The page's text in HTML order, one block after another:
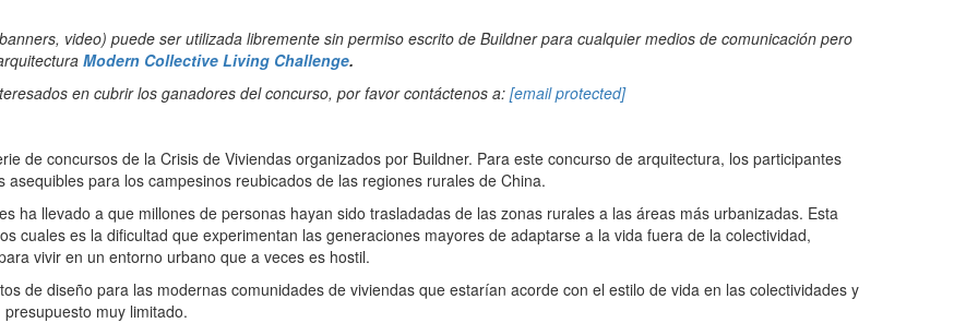
video) puede ser utilizada libremente sin permiso escrito de Buildner para cualquier medios de comunicación pero
Modern Collective Living Challenge.
en cubrir los ganadores del concurso, por favor contáctenos a: [email protected]
de concursos de la Crisis de Viviendas organizados por Buildner. Para este concurso de arquitectura, los participantes
para los campesinos reubicados de las regiones rurales de China.
ha llevado a que millones de personas hayan sido trasladadas de las zonas rurales a las áreas más urbanizadas. Esta
cuales es la dificultad que experimentan las generaciones mayores de adaptarse a la vida fuera de la colectividad,
vivir en un entorno urbano que a veces es hostil.
de diseño para las modernas comunidades de viviendas que estarían acorde con el estilo de vida en las colectividades y
muy limitado.